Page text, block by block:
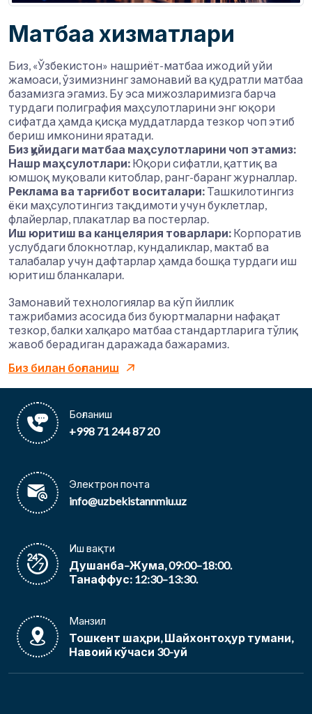
Матбаа хизматлари
Биз, «Ўзбекистон» нашриёт-матбаа ижодий уйи
жамоаси, ўзимизнинг замонавий ва қудратли матбаа
базамизга эгамиз. Бу эса мижозларимизга барча
турдаги полиграфия маҳсулотларини энг юқори
сифатда ҳамда қисқа муддатларда тезкор чоп этиб
бериш имконини яратади.
Биз қуйидаги матбаа маҳсулотларини чоп этамиз:
Нашр маҳсулотлари: Юқори сифатли, қаттиқ ва
юмшоқ муқовали китоблар, ранг-баранг журналлар.
Реклама ва тарғибот воситалари: Ташкилотингиз
ёки маҳсулотингиз тақдимоти учун буклетлар,
флайерлар, плакатлар ва постерлар.
Иш юритиш ва канцелярия товарлари: Корпоратив
услубдаги блокнотлар, кундаликлар, мактаб ва
талабалар учун дафтарлар ҳамда бошқа турдаги иш
юритиш бланкалари.
Замонавий технологиялар ва кўп йиллик
тажрибамиз асосида биз буюртмаларни нафақат
тезкор, балки халқаро матбаа стандартларига тўлиқ
жавоб берадиган даражада бажарамиз.
Биз билан боғланиш
Боғланиш
+998 71 244 87 20
Электрон почта
info@uzbekistannmiu.uz
Иш вақти
Душанба–Жума, 09:00–18:00.
Танаффус: 12:30–13:30.
Манзил
Тошкент шаҳри, Шайхонтоҳур тумани,
Навоий кўчаси 30-уй